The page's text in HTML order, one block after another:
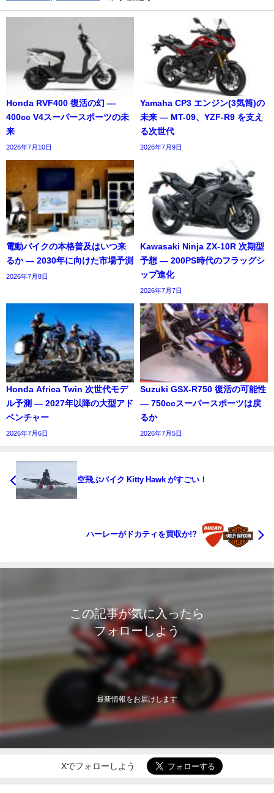
Honda RVF400 復活の幻 ―
400cc V4スーパースポーツの未
来
2026年7月10日
Yamaha CP3 エンジン(3気筒)の
未来 ― MT-09、YZF-R9 を支え
る次世代
2026年7月9日
電動バイクの本格普及はいつ来
るか ― 2030年に向けた市場予測
2026年7月8日
Kawasaki Ninja ZX-10R 次期型
予想 ― 200PS時代のフラッグシ
ップ進化
2026年7月7日
Honda Africa Twin 次世代モデ
ル予測 ― 2027年以降の大型アド
ベンチャー
2026年7月6日
Suzuki GSX-R750 復活の可能性
― 750ccスーパースポーツは戻
るか
2026年7月5日
空飛ぶバイク Kitty Hawk がすごい！
ハーレーがドカティを買収か!?
この記事が気に入ったら
フォローしよう
最新情報をお届けします
Xでフォローしよう